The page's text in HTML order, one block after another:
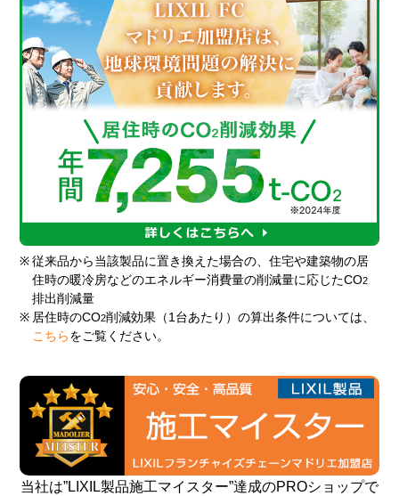
※ 従来品から当該製品に置き換えた場合の、住宅や建築物の居
住時の暖冷房などのエネルギー消費量の削減量に応じたCO2
排出削減量
※ 居住時のCO2削減効果（1台あたり）の算出条件については、
こちら をご覧ください。
当社は”LIXIL製品施工マイスター”達成のPROショップで